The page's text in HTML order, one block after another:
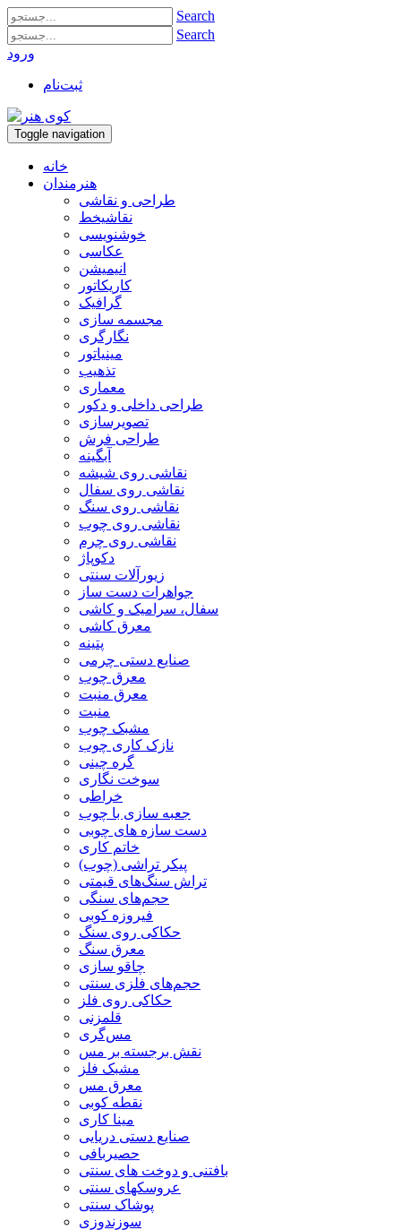
Search
Search
ورود
ثبت‌نام
Toggle navigation
خانه
هنرمندان
طراحی و نقاشی
نقاشیخط
خوشنویسی
عکاسی
انیمیشن
کاریکاتور
گرافیک
مجسمه سازی
نگارگری
مینیاتور
تذهیب
معماری
طراحی داخلی و دکور
تصویرسازی
طراحی فرش
آبگینه
نقاشی روی شیشه
نقاشی روی سفال
نقاشی روی سنگ
نقاشی روی چوب
نقاشی روی چرم
دکوپاژ
زیورآلات سنتی
جواهرات دست ساز
سفال، سرامیک و کاشی
معرق کاشی
پتینه
صنایع دستی چرمی
معرق چوب
معرق منبت
منبت
مشبک چوب
نازک کاری چوب
گره چینی
سوخت نگاری
خراطی
جعبه سازی با چوب
دست سازه های چوبی
خاتم کاری
پیکر تراشی (چوب)
تراش سنگ‌های قیمتی
حجم‌های سنگی
فیروزه کوبی
حکاکی روی سنگ
معرق سنگ
چاقو سازی
حجم‌های فلزی سنتی
حکاکی روی فلز
قلمزنی
مس‌گری
نقش برجسته بر مس
مشبک فلز
معرق مس
نقطه کوبی
مینا کاری
صنایع دستی دریایی
حصیربافی
بافتنی‌ و دوخت های سنتی
عروسکهای سنتی
پوشاک سنتی
سوزندوزی